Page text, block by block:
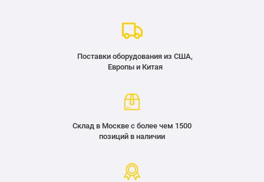
Поставки оборудования из США,
Европы и Китая
Склад в Москве с более чем 1500
позиций в наличии